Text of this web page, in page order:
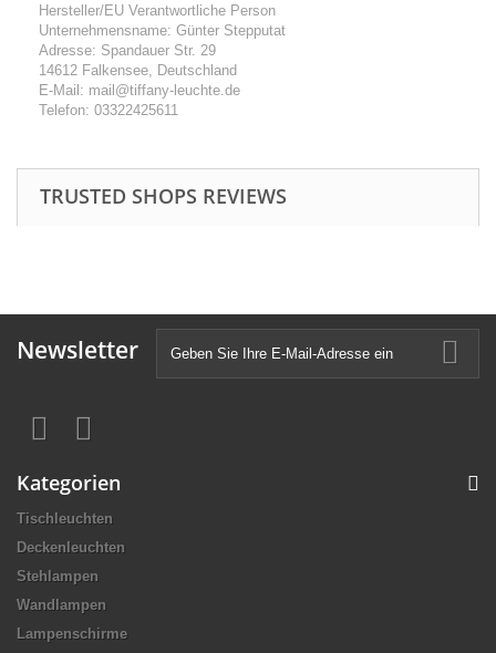
Hersteller/EU Verantwortliche Person
Unternehmensname: Günter Stepputat
Adresse: Spandauer Str. 29
14612 Falkensee, Deutschland
E-Mail: mail@tiffany-leuchte.de
Telefon: 03322425611
TRUSTED SHOPS REVIEWS
Newsletter
Kategorien
Tischleuchten
Deckenleuchten
Stehlampen
Wandlampen
Lampenschirme